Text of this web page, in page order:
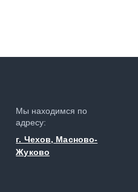
Мы находимся по
адресу:
г. Чехов, Масново-
Жуково